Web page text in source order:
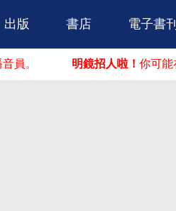
容
出版 書店 電子書刊
明鏡招人啦！你可能在這找到你